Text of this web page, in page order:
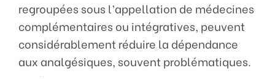
regroupées sous l’appellation de médecines
complémentaires ou intégratives, peuvent
considérablement réduire la dépendance
aux analgésiques, souvent problématiques.